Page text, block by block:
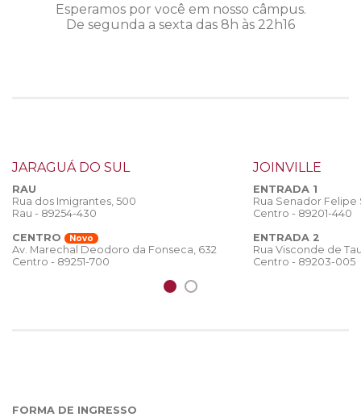
Esperamos por você em nosso câmpus.
De segunda a sexta das 8h às 22h16
JARAGUÁ DO SUL
RAU
Rua dos Imigrantes, 500
Rau - 89254-430
CENTRO
Novo
Av. Marechal Deodoro da Fonseca, 632
Centro - 89251-700
JOINVILLE
ENTRADA 1
Rua Senador
Centro - 89201-440
ENTRADA 2
Rua Visconde de
Centro - 89203-005
FORMA DE INGRESSO